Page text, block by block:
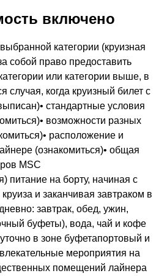
включено
категории (круизная
собой право предоставить
или категории выше, в
случая, когда круизный билет с
стандартные условия
возможности разных
расположение и
(ознакомиться)• общая
MSC
питание на борту, начиная с
и заканчивая завтраком в
завтрак, обед, ужин,
буфеты), вода, чай и кофе
в зоне буфетапортовый и
мероприятия на
помещений лайнера